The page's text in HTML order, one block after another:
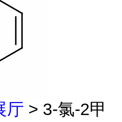
厅 > 3-氯-2甲